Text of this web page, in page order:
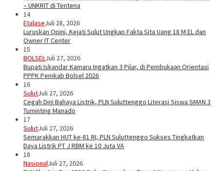
– UNKRIT di Tentena
14
EtalaseJuli 28, 2026
Luruskan Opini, Kejati Sulut Ungkap Fakta Sita Uang 18 M EL dan
Owner IT Center
15
BOLSELJuli 27, 2026
Bupati Iskandar Kamaru Ingatkan 3 Pilar, di Pembukaan Orientasi
PPPK Pemkab Bolsel 2026
16
SulutJuli 27, 2026
Cegah Dini Bahaya Listrik, PLN Suluttenggo Literasi Siswa SMAN 3
Tuminting Manado
17
SulutJuli 27, 2026
Semarakkan HUT ke-81 RI, PLN Suluttenggo Sukses Tingkatkan
Daya Listrik PT J RBM ke 10 Juta VA
18
NasionalJuli 27, 2026